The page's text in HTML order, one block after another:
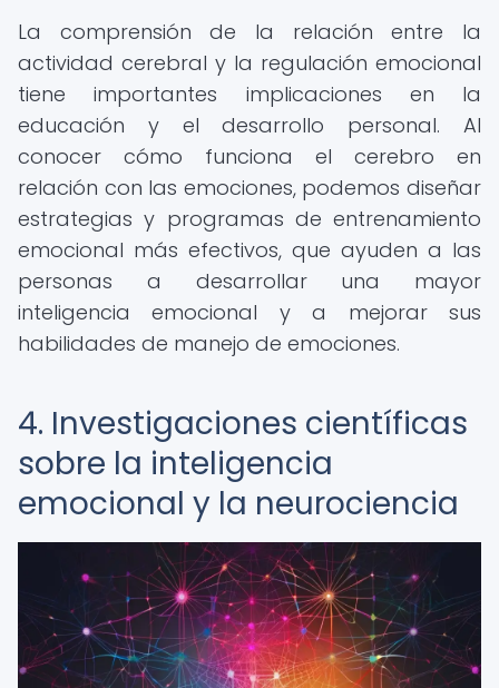
La comprensión de la relación entre la
actividad cerebral y la regulación emocional
tiene importantes implicaciones en la
educación y el desarrollo personal. Al
conocer cómo funciona el cerebro en
relación con las emociones, podemos diseñar
estrategias y programas de entrenamiento
emocional más efectivos, que ayuden a las
personas a desarrollar una mayor
inteligencia emocional y a mejorar sus
habilidades de manejo de emociones.
4. Investigaciones científicas
sobre la inteligencia
emocional y la neurociencia